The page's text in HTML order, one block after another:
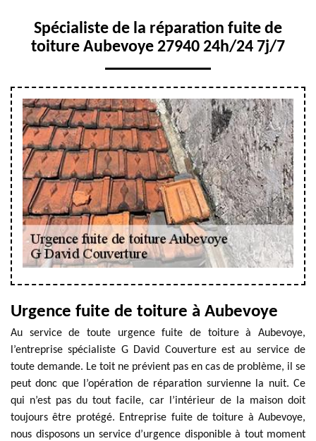
Spécialiste de la réparation fuite de
toiture Aubevoye 27940 24h/24 7j/7
Urgence fuite de toiture à Aubevoye
Au service de toute urgence fuite de toiture à Aubevoye,
l’entreprise spécialiste G David Couverture est au service de
toute demande. Le toit ne prévient pas en cas de problème, il se
peut donc que l’opération de réparation survienne la nuit. Ce
qui n’est pas du tout facile, car l’intérieur de la maison doit
toujours être protégé. Entreprise fuite de toiture à Aubevoye,
nous disposons un service d’urgence disponible à tout moment